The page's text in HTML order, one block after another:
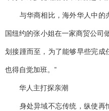
与华商相比，海外华人中的
国纽约的张小姐在一家商贸公司
划接踵而至，为了能够早些完成
也得自觉加班。”
华人主打探亲潮
身处异域不忘传统，纵使再